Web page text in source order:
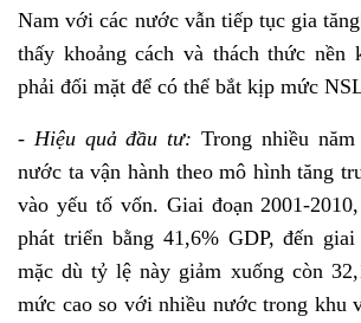
Nam với các nước vẫn tiếp tục gia tăng
thấy khoảng cách và thách thức nền
phải đối mặt để có thể bắt kịp mức
- Hiệu quả đầu tư:Trong nhiều
nước ta vận hành theo mô hình tăng
vào yếu tố vốn. Giai đoạn 2001-
phát triển bằng 41,6% GDP, đến giai
mặc dù tỷ lệ này giảm xuống còn
mức cao so với nhiều nước trong khu